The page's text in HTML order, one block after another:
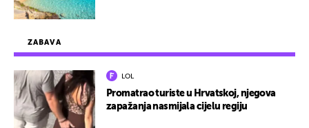
ZABAVA
LOL
Promatrao turiste u Hrvatskoj, njegova
zapažanja nasmijala cijelu regiju